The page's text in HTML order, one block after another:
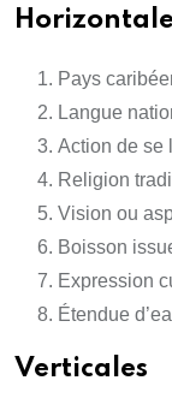
Pays
Langue
Action de se
Religion
Vision ou
Boisson
Expression
Étendue
Verticales